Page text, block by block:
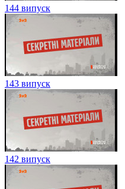
144 випуск
143 випуск
142 випуск